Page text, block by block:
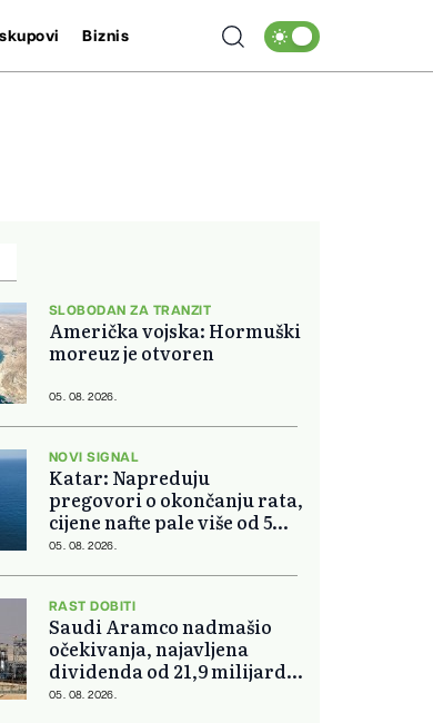
Biznis
SLOBODAN ZA TRANZIT
Američka vojska: Hormuški
moreuz je otvoren
05. 08. 2026.
NOVI SIGNAL
Katar: Napreduju
pregovori o okončanju rata,
cijene nafte pale više od 5
posto
05. 08. 2026.
RAST DOBITI
Saudi Aramco nadmašio
očekivanja, najavljena
dividenda od 21,9 milijardi
dolara
05. 08. 2026.